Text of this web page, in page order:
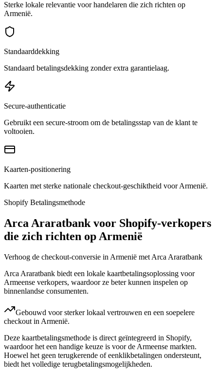
Sterke lokale relevantie voor handelaren die zich richten op
Armenië.
Standaarddekking
Standaard betalingsdekking zonder extra garantielaag.
Secure-authenticatie
Gebruikt een secure-stroom om de betalingsstap van de klant te
voltooien.
Kaarten-positionering
Kaarten met sterke nationale checkout-geschiktheid voor Armenië.
Shopify Betalingsmethode
Arca Araratbank voor Shopify-verkopers
die zich richten op Armenië
Verhoog de checkout-conversie in Armenië met Arca Araratbank
Arca Araratbank biedt een lokale kaartbetalingsoplossing voor
Armeense verkopers, waardoor ze beter kunnen inspelen op
binnenlandse consumenten.
Gebouwd voor sterker lokaal vertrouwen en een soepelere
checkout in Armenië.
Deze kaartbetalingsmethode is direct geïntegreerd in Shopify,
waardoor het een handige keuze is voor de Armeense markten.
Hoewel het geen terugkerende of eenklikbetalingen ondersteunt,
biedt het volledige terugbetalingsmogelijkheden.